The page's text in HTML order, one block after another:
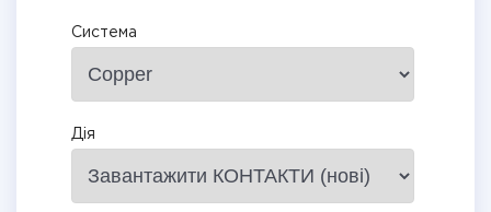
Система
Дія